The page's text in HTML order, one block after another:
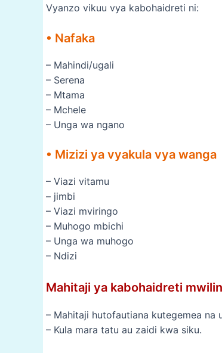
Vyanzo vikuu vya kabohaidreti ni:
• Nafaka
– Mahindi/ugali
– Serena
– Mtama
– Mchele
– Unga wa ngano
• Mizizi ya vyakula vya wanga
– Viazi vitamu
– jimbi
– Viazi mviringo
– Muhogo mbichi
– Unga wa muhogo
– Ndizi
Mahitaji ya kabohaidreti
– Mahitaji hutofautiana kutegemea na
– Kula mara tatu au zaidi kwa siku.